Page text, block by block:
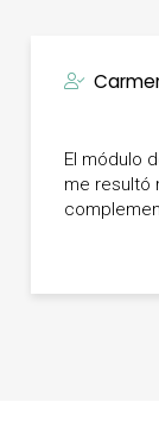
El módulo
me resultó